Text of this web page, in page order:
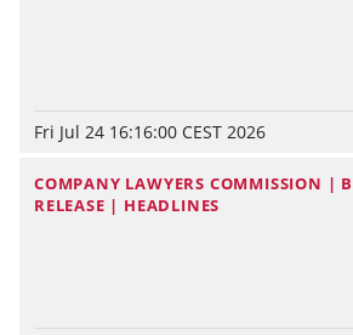
Fri Jul 24 16:16:00 CEST 2026
COMPANY LAWYERS COMMISSION |
RELEASE | HEADLINES